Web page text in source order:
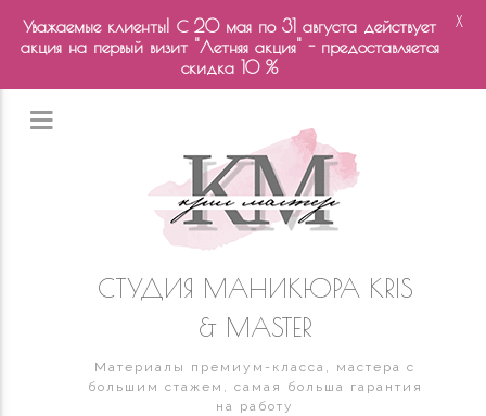
СТУДИЯ МАНИКЮРА KRIS
& MASTER
Материалы премиум-класса, мастера с
большим стажем, самая больша гарантия
на работу
Уважаемые клиенты! С 20 мая по 31 августа действует
акция на первый визит "Летняя акция" - предоставляется
скидка 10 %
X